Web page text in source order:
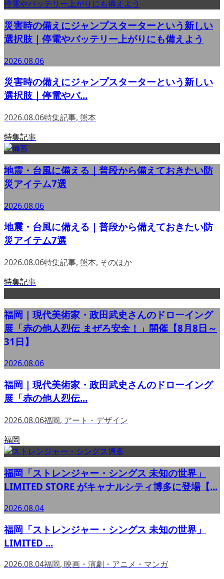
災害時の備えにジャンプスターターという新しい
選択肢｜停電やバッテリー上がりにも備えよう
2026.08.06
災害時の備えにジャンプスターターという新しい
選択肢｜停電やバ...
2026.08.06特集記事, 熊本
特集記事
地震・台風に備える｜普段から備えておきたい防
災アイテム7選
2026.08.06
地震・台風に備える｜普段から備えておきたい防
災アイテム7選
2026.08.06特集記事, 熊本, そのほか
特集記事
福岡｜現代美術家・政田武史さんのドローイング
展「赤の他人烈伝 まぜろ安全！」開催【8月8日～
31日】
2026.08.06
福岡｜現代美術家・政田武史さんのドローイング
展「赤の他人烈伝...
2026.08.06福岡, アート・デザイン
福岡
福岡「ストレンジャー・シングス 未知の世界」
LIMITED STORE がキャナルシティ博多に登場【...
2026.08.04
福岡「ストレンジャー・シングス 未知の世界」
LIMITED ...
2026.08.04福岡, 映画・演劇・アニメ・マンガ